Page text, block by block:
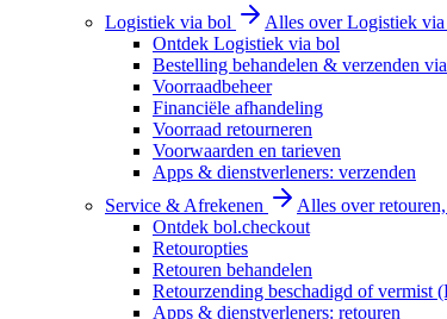
Logistiek via bol
Alles over Logistiek via
Ontdek Logistiek via bol
Bestelling behandelen & verzenden
Voorraadbeheer
Financiële afhandeling
Voorraad retourneren
Voorwaarden en tarieven
Apps & dienstverleners: verzenden
Service & Afrekenen
Alles over
Ontdek bol.checkout
Retouropties
Retouren behandelen
Retourzending beschadigd of vermist
Apps & dienstverleners: retouren